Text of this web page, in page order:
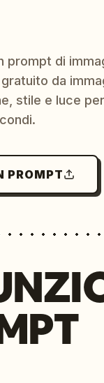
prompt di
da
stile e luce per
PROMPT